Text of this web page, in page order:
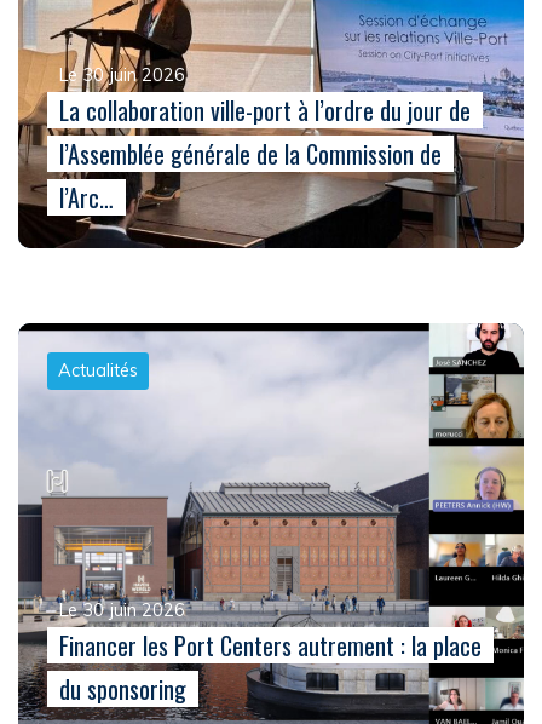
Le 30 juin 2026
La collaboration ville-port à l’ordre du jour de
l’Assemblée générale de la Commission de
l’Arc…
Actualités
Le 30 juin 2026
Financer les Port Centers autrement : la place
du sponsoring